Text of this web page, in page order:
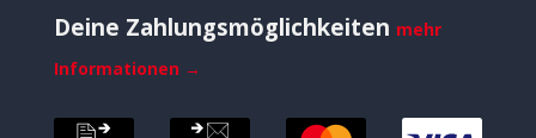
Deine Zahlungsmöglichkeiten mehr
Informationen →